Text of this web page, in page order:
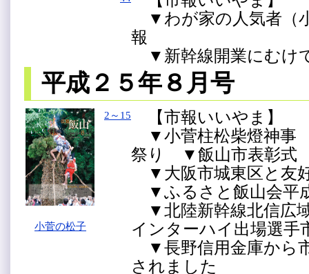
▼わが家の人気者（
報
▼新幹線開業にむ
平成２５年８月号
小菅の松子
2～15
【市報いいやま】
▼小菅柱松柴燈神事
祭り ▼飯山市表彰
▼大阪市城東区と友
▼ふるさと飯山会平
▼北陸新幹線北信広
インターハイ出場選
▼長野信用金庫から
されました